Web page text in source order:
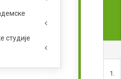
1.
студије